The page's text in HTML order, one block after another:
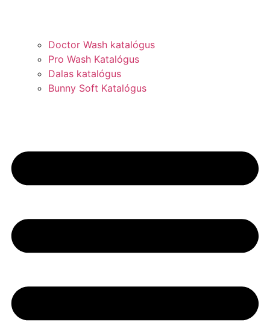
Doctor Wash katalógus
Pro Wash Katalógus
Dalas katalógus
Bunny Soft Katalógus